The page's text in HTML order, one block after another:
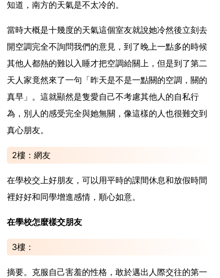
知道，南方的天氣是不太冷的。
當時大概是十幾度的天氣這個室友就說她冷然後立刻去
開空調完全不詢問我們的意見，到了晚上一點多的時候
其他人都熱的難以入睡才把空調給關上，但是到了第二
天人家竟然來了一句「昨天是不是一點關的空調，關的
真早」。這就顯然是隻愛自己不考慮其他人的自私行
為，別人的感受完全與她無關，像這樣的人也很難交到
真心朋友。
2樓：網友
在學校交上好朋友，可以用平時的課間休息和放假時間
裡好好和同學增進感情，順心如意。
在學校怎麼樣交朋友
3樓：
摘要。克服自己害羞的性格，敢於邁出人際交往的第一